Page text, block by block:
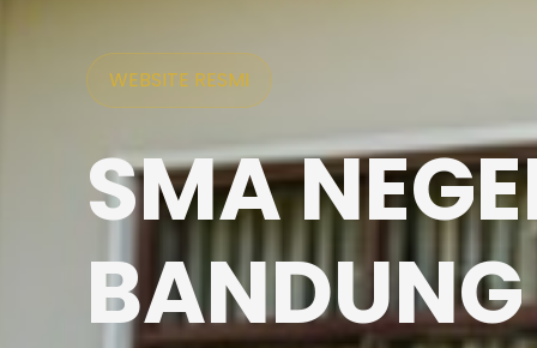
WEBSITE RESMI
SMA
BANDUNG